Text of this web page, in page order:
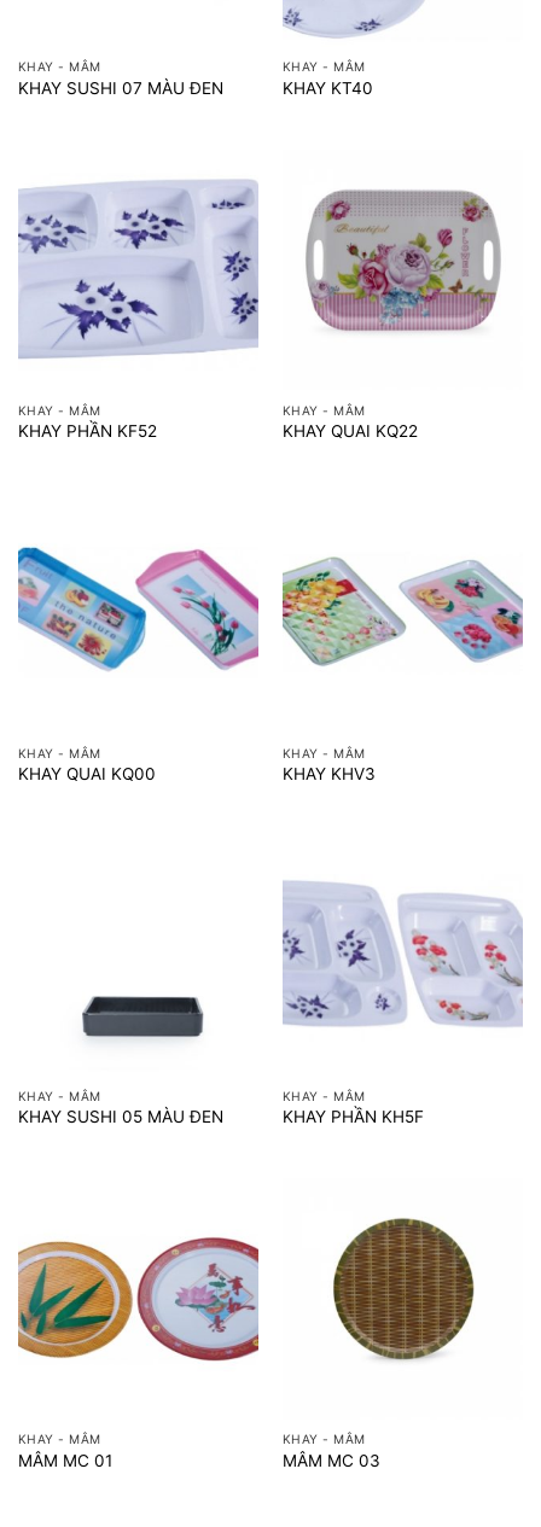
KHAY - MÂM
KHAY SUSHI 07 MÀU ĐEN
KHAY - MÂM
KHAY KT40
KHAY - MÂM
KHAY PHẦN KF52
KHAY - MÂM
KHAY QUAI KQ22
KHAY - MÂM
KHAY QUAI KQ00
KHAY - MÂM
KHAY KHV3
KHAY - MÂM
KHAY SUSHI 05 MÀU ĐEN
KHAY - MÂM
KHAY PHẦN KH5F
KHAY - MÂM
MÂM MC 01
KHAY - MÂM
MÂM MC 03